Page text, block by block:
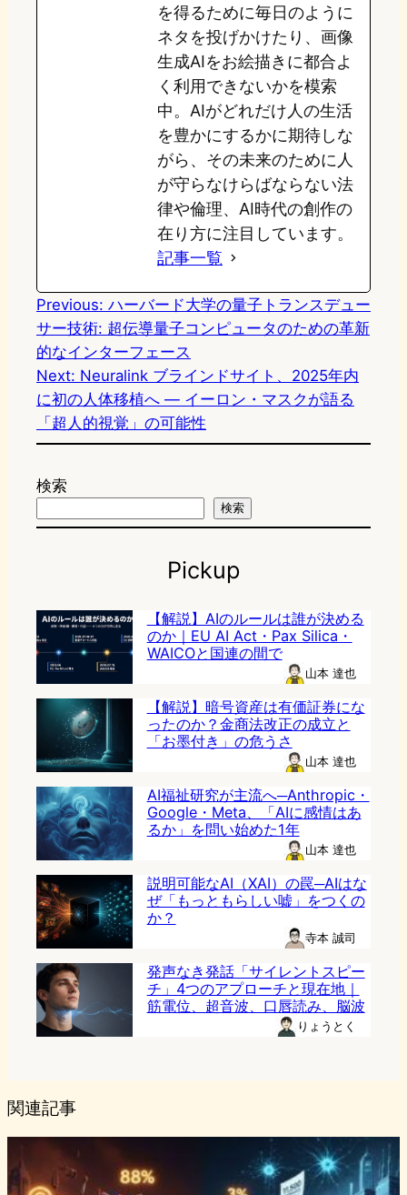
を得るために毎日のように
ネタを投げかけたり、画像
生成AIをお絵描きに都合よ
く利用できないかを模索
中。AIがどれだけ人の生活
を豊かにするかに期待しな
がら、その未来のために人
が守らなけらばならない法
律や倫理、AI時代の創作の
在り方に注目しています。
記事一覧
Previous: ハーバード大学の量子トランスデュー
サー技術: 超伝導量子コンピュータのための革新
的なインターフェース
Next: Neuralink ブラインドサイト、2025年内
に初の人体移植へ — イーロン・マスクが語る
「超人的視覚」の可能性
検索
検索
Pickup
【解説】AIのルールは誰が決める
のか｜EU AI Act・Pax Silica・
WAICOと国連の間で
山本 達也
【解説】暗号資産は有価証券にな
ったのか？金商法改正の成立と
「お墨付き」の危うさ
山本 達也
AI福祉研究が主流へ─Anthropic・
Google・Meta、「AIに感情はあ
るか」を問い始めた1年
山本 達也
説明可能なAI（XAI）の罠─AIはな
ぜ「もっともらしい嘘」をつくの
か？
寺本 誠司
発声なき発話「サイレントスピー
チ」4つのアプローチと現在地｜
筋電位、超音波、口唇読み、脳波
りょうとく
関連記事